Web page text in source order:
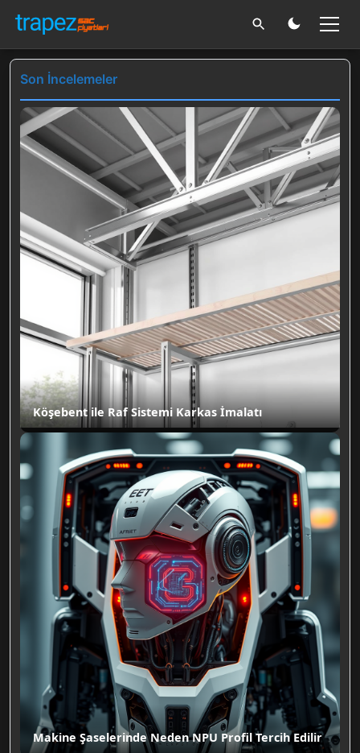
Son İncelemeler
Köşebent ile Raf Sistemi Karkas İmalatı
Makine Şaselerinde Neden NPU Profil Tercih Edilir